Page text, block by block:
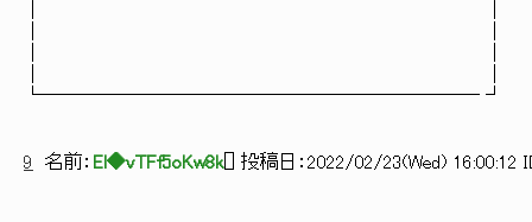
└─────────────────────── ┘
9 名前： El◆vTFf5oKw8k[ ] 投稿日： 2022/02/23(Wed) 16:00:12